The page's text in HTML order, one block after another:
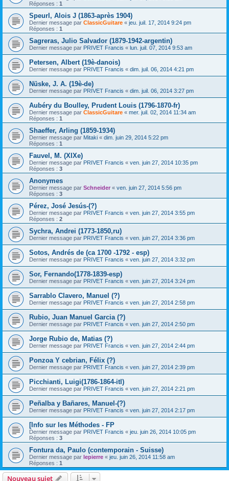
Réponses : 1
Speurl, Alois J (1863-après 1904)
Dernier message par ClassicGuitare « jeu. juil. 17, 2014 9:24 pm
Réponses : 1
Sagreras, Julio Salvador (1879-1942-argentin)
Dernier message par PRIVET Francis « lun. juil. 07, 2014 9:53 am
Petersen, Albert (19è-danois)
Dernier message par PRIVET Francis « dim. juil. 06, 2014 4:21 pm
Nüske, J. A. (19è-de)
Dernier message par PRIVET Francis « dim. juil. 06, 2014 3:27 pm
Aubéry du Boulley, Prudent Louis (1796-1870-fr)
Dernier message par ClassicGuitare « mer. juil. 02, 2014 11:34 am
Réponses : 1
Shaeffer, Arling (1859-1934)
Dernier message par Mitaki « dim. juin 29, 2014 5:22 pm
Réponses : 1
Fauvel, M. (XIXe)
Dernier message par PRIVET Francis « ven. juin 27, 2014 10:35 pm
Réponses : 3
Anonymes
Dernier message par Schneider « ven. juin 27, 2014 5:56 pm
Réponses : 3
Pérez, José Jesús-(?)
Dernier message par PRIVET Francis « ven. juin 27, 2014 3:55 pm
Réponses : 2
Sychra, Andrei (1773-1850,ru)
Dernier message par PRIVET Francis « ven. juin 27, 2014 3:36 pm
Sotos, Andrés de (ca 1700 -1792 - esp)
Dernier message par PRIVET Francis « ven. juin 27, 2014 3:32 pm
Sor, Fernando(1778-1839-esp)
Dernier message par PRIVET Francis « ven. juin 27, 2014 3:24 pm
Sarrablo Clavero, Manuel (?)
Dernier message par PRIVET Francis « ven. juin 27, 2014 2:58 pm
Rubio, Juan Manuel Garcia (?)
Dernier message par PRIVET Francis « ven. juin 27, 2014 2:50 pm
Jorge Rubio de, Matias (?)
Dernier message par PRIVET Francis « ven. juin 27, 2014 2:44 pm
Ponzoa Y cebrian, Félix (?)
Dernier message par PRIVET Francis « ven. juin 27, 2014 2:39 pm
Picchianti, Luigi(1786-1864-itl)
Dernier message par PRIVET Francis « ven. juin 27, 2014 2:21 pm
Peñalba y Bañares, Manuel-(?)
Dernier message par PRIVET Francis « ven. juin 27, 2014 2:17 pm
[Info sur les Méthodes - FP
Dernier message par PRIVET Francis « jeu. juin 26, 2014 10:05 pm
Réponses : 3
Fontura da, Paulo (contemporain - Suisse)
Dernier message par lepierre « jeu. juin 26, 2014 11:58 am
Réponses : 1
Nouveau sujet